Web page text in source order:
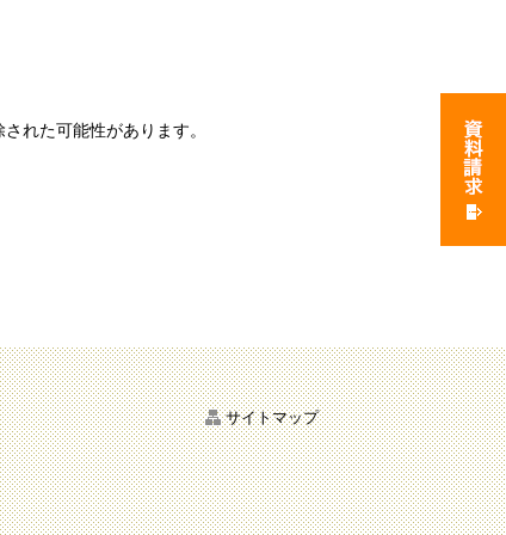
れた可能性があります。
サイトマップ